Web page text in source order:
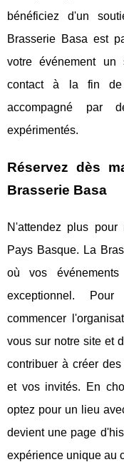
bénéficiez d'un
Brasserie Basa est
votre événement un
contact à la fin de
accompagné par
expérimentés.
Réservez dès
Brasserie Basa
N'attendez plus
Pays Basque. La
où vos
exceptionnel.
commencer
vous sur notre site et
contribuer à créer
et vos invités. En
optez pour un lieu
devient une page
expérience unique au